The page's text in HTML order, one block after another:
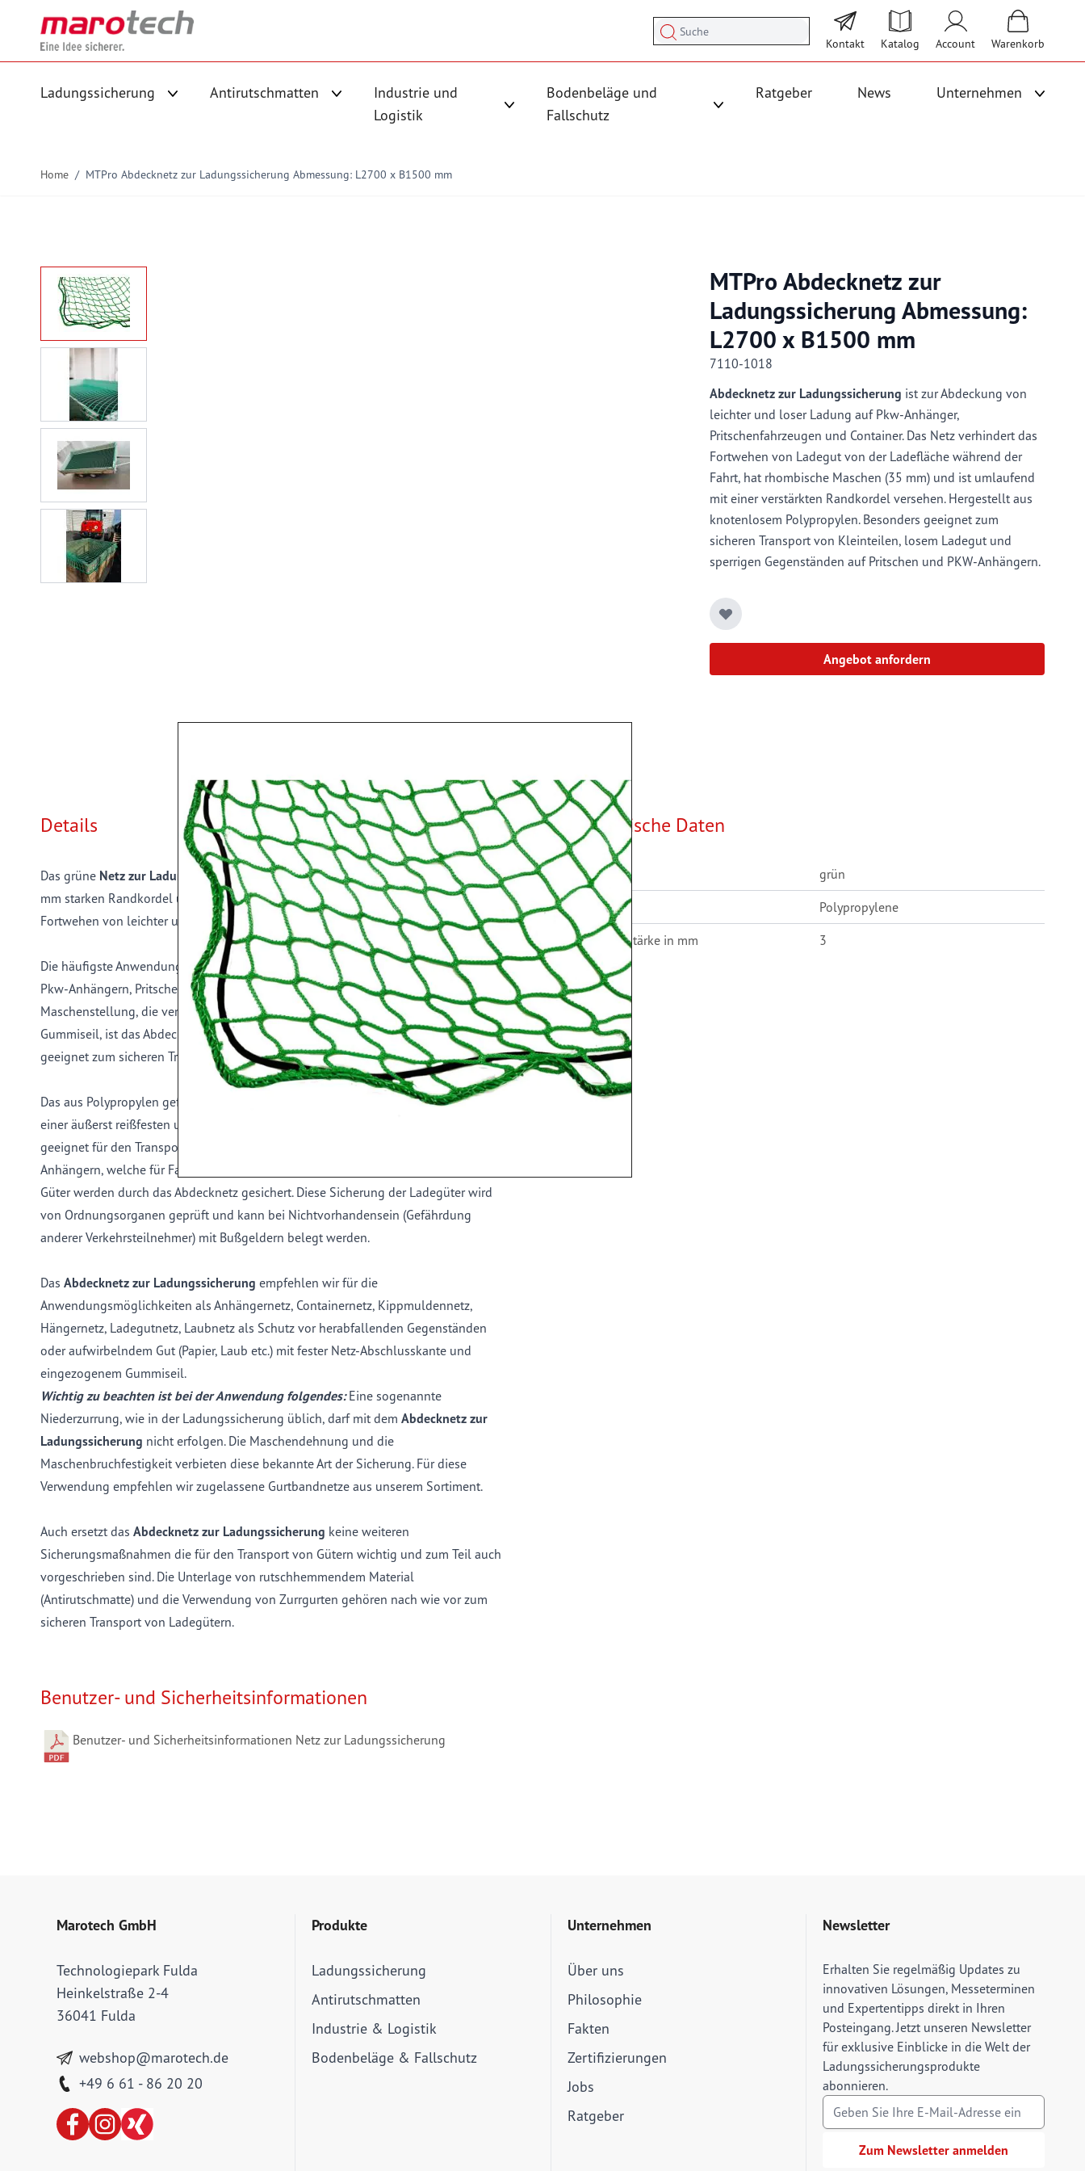
Kontakt Katalog Account Warenkorb
Ladungssicherung Antirutschmatten
Untermenü für Kategorie Antirutschmatten anzeigen
Industrie und
Logistik
Untermenü für Kategorie Industrie und Logistik anzeigen
Bodenbeläge und
Fallschutz
Ratgeber News Unternehmen
Home / MTPro Abdecknetz zur Ladungssicherung Abmessung: L2700 x B1500 mm
Angebot anfordern
MTPro Abdecknetz zur
Ladungssicherung Abmessung:
L2700 x B1500 mm
7110-1018
Abdecknetz zur Ladungssicherung ist zur Abdeckung von
leichter und loser Ladung auf Pkw-Anhänger,
Pritschenfahrzeugen und Container. Das Netz verhindert das
Fortwehen von Ladegut von der Ladefläche während der
Fahrt, hat rhombische Maschen (35 mm) und ist umlaufend
mit einer verstärkten Randkordel versehen. Hergestellt aus
knotenlosem Polypropylen. Besonders geeignet zum
sicheren Transport von Kleinteilen, losem Ladegut und
sperrigen Gegenständen auf Pritschen und PKW-Anhängern.
Details
Das grüne Netz zur Ladungssicherung
ist ein engmaschiges Abdecknetz mit einer 3
mm starken Randkordel und einer Maschenweite von 45 mm. Es verhindert das
Fortwehen von leichter und loser Ladung auf offenen Ladeflächen.
Die häufigste Anwendung desAbdecknetzes zur Ladungssicherungfindet sich auf
Pkw-Anhängern, Pritschenfahrzeugen und Containern. Durch die rhombische
Maschenstellung, die verstärkte Randkordel und das bereits eingezogene
Gummiseil, ist das Abdecknetz ein perfektes Netz zur Ladungssicherung. Bestens
geeignet zum sicheren Transport von Kleinteilen, losem Ladegut, Grünschnitt, usw.
Das aus Polypropylen gefertigte Abdecknetz zur Ladungssicherungbesteht aus
einer äußerst reißfesten und stabilen Kunstfaser. Hierdurch ist es besonders
geeignet für den Transport von kleinen und leichten Gegenständen auf offenen
Anhängern, welche für Fahrtwind sehr anfällig sind. Aber auch große und sperrige
Güter werden durch das Abdecknetz gesichert. Diese Sicherung der Ladegüter wird
von Ordnungsorganen geprüft und kann bei Nichtvorhandensein (Gefährdung
anderer Verkehrsteilnehmer) mit Bußgeldern belegt werden.
Das Abdecknetz zur Ladungssicherung empfehlen wir für die
Anwendungsmöglichkeiten als Anhängernetz, Containernetz, Kippmuldennetz,
Hängernetz, Ladegutnetz, Laubnetz als Schutz vor herabfallenden Gegenständen
oder aufwirbelndem Gut (Papier, Laub etc.) mit fester Netz-Abschlusskante und
eingezogenem Gummiseil.
Wichtig zu beachten ist bei der Anwendung folgendes:Eine sogenannte
Niederzurrung, wie in der Ladungssicherung üblich, darf mit dem Abdecknetz zur
Ladungssicherung nicht erfolgen. Die Maschendehnung und die
Maschenbruchfestigkeit verbieten diese bekannte Art der Sicherung. Für diese
Verwendung empfehlen wir zugelassene Gurtbandnetze aus unserem Sortiment.
Auch ersetzt das Abdecknetz zur Ladungssicherung keine weiteren
Sicherungsmaßnahmen die für den Transport von Gütern wichtig und zum Teil auch
vorgeschrieben sind. Die Unterlage von rutschhemmendem Material
(Antirutschmatte) und die Verwendung von Zurrgurten gehören nach wie vor zum
sicheren Transport von Ladegütern.
Technische Daten
Farbe grün
Material Polypropylene
Materialstärke in mm 3
Benutzer- und Sicherheitsinformationen
Benutzer- und Sicherheitsinformationen Netz zur Ladungssicherung
Marotech GmbH
Technologiepark Fulda
Heinkelstraße 2-4
36041 Fulda
webshop@marotech.de
+49 6 61 - 86 20 20
Produkte
Ladungssicherung
Antirutschmatten
Industrie & Logistik
Bodenbeläge & Fallschutz
Unternehmen
Über uns
Philosophie
Fakten
Zertifizierungen
Jobs
Ratgeber
Newsletter
Erhalten Sie regelmäßig Updates zu
innovativen Lösungen, Messeterminen
und Expertentipps direkt in Ihren
Posteingang. Jetzt unseren Newsletter
für exklusive Einblicke in die Welt der
Ladungssicherungsprodukte
abonnieren.
E-Mail Adresse
Zum Newsletter anmelden